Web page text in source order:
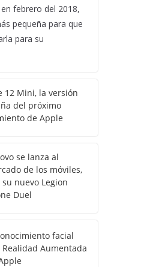
febrero del 2018,
pequeña para que
para su
12 Mini, la versión
del próximo
de Apple
se lanza al
de los móviles,
su nuevo Legion
Duel
facial
Realidad Aumentada